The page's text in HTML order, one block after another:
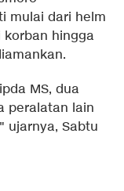
mulai dari helm
hingga
MS, dua
peralatan lain
ujarnya, Sabtu